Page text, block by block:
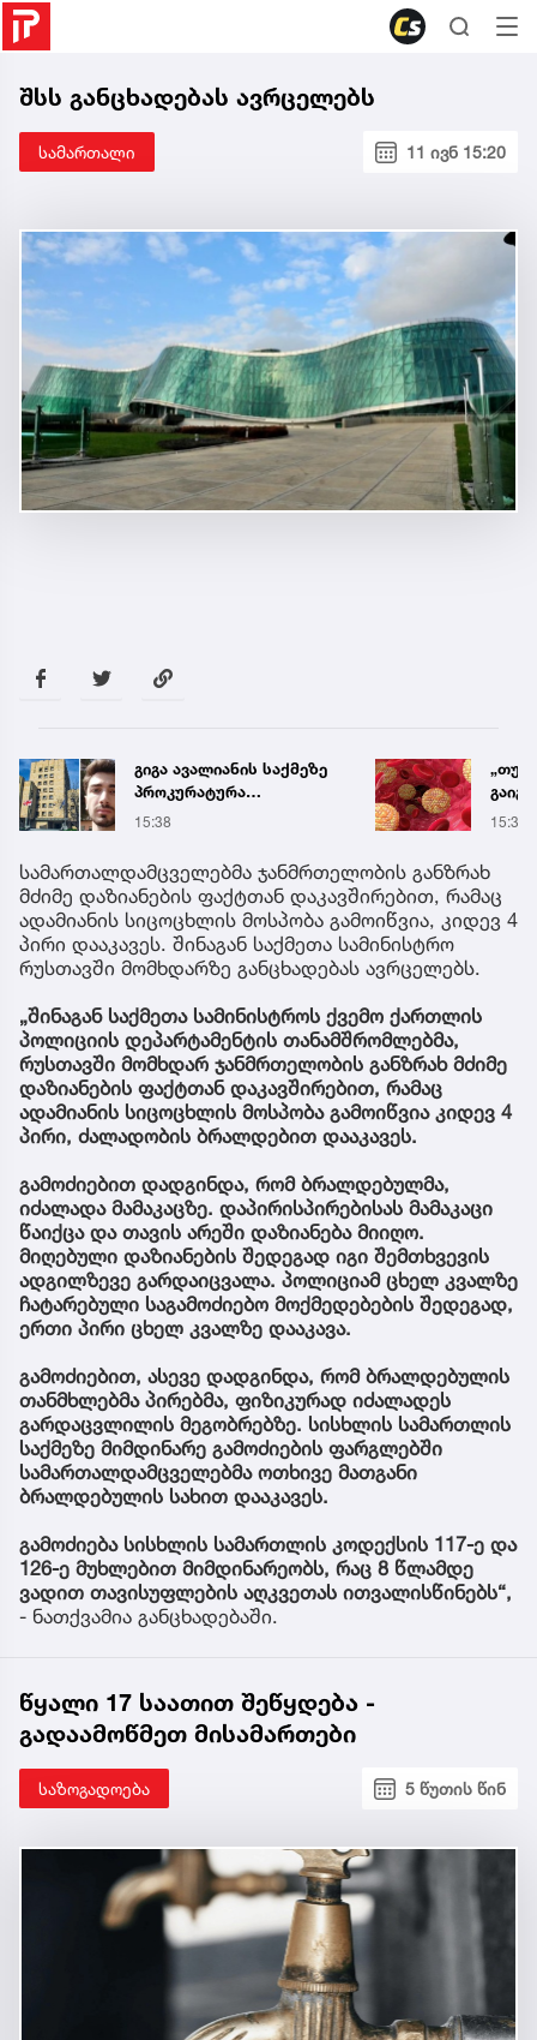
შსს განცხადებას ავრცელებს
სამართალი 11 ივნ 15:20
გიგა ავალიანის საქმეზე
პროკურატურა
განცხადებას ავრცელებს
15:38
„თუ
15:39
სამართალდამცველებმა ჯანმრთელობის განზრახ
მძიმე დაზიანების ფაქტთან დაკავშირებით, რამაც
ადამიანის სიცოცხლის მოსპობა გამოიწვია, კიდევ 4
პირი დააკავეს. შინაგან საქმეთა სამინისტრო
რუსთავში მომხდარზე განცხადებას ავრცელებს.
„შინაგან საქმეთა სამინისტროს ქვემო ქართლის
პოლიციის დეპარტამენტის თანამშრომლებმა,
რუსთავში მომხდარ ჯანმრთელობის განზრახ მძიმე
დაზიანების ფაქტთან დაკავშირებით, რამაც
ადამიანის სიცოცხლის მოსპობა გამოიწვია კიდევ 4
პირი, ძალადობის ბრალდებით დააკავეს.
გამოძიებით დადგინდა, რომ ბრალდებულმა,
იძალადა მამაკაცზე. დაპირისპირებისას მამაკაცი
წაიქცა და თავის არეში დაზიანება მიიღო.
მიღებული დაზიანების შედეგად იგი შემთხვევის
ადგილზევე გარდაიცვალა. პოლიციამ ცხელ კვალზე
ჩატარებული საგამოძიებო მოქმედებების შედეგად,
ერთი პირი ცხელ კვალზე დააკავა.
გამოძიებით, ასევე დადგინდა, რომ ბრალდებულის
თანმხლებმა პირებმა, ფიზიკურად იძალადეს
გარდაცვლილის მეგობრებზე. სისხლის სამართლის
საქმეზე მიმდინარე გამოძიების ფარგლებში
სამართალდამცველებმა ოთხივე მათგანი
ბრალდებულის სახით დააკავეს.
გამოძიება სისხლის სამართლის კოდექსის 117-ე და
126-ე მუხლებით მიმდინარეობს, რაც 8 წლამდე
ვადით თავისუფლების აღკვეთას ითვალისწინებს“,
- ნათქვამია განცხადებაში.
წყალი 17 საათით შეწყდება -
გადაამოწმეთ მისამართები
საზოგადოება 5 წუთის წინ